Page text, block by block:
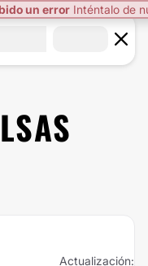
un error Inténtalo de
Actualización: